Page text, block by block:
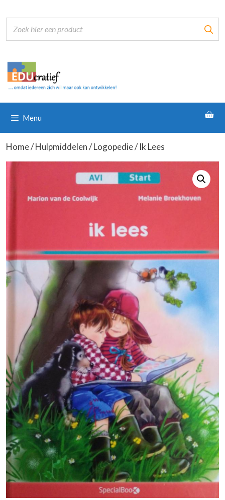
naar
inhoud
Menu
Home/Hulpmiddelen/Logopedie/ Ik Lees